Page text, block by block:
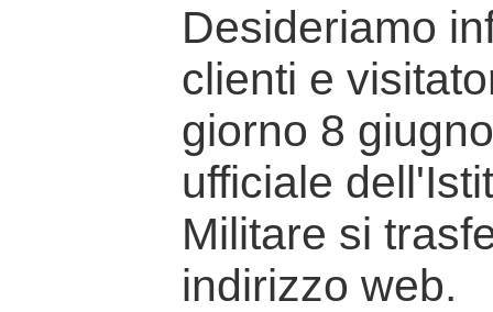
Desideriamo
clienti e
giorno 8
ufficiale
Militare si
indirizzo web.